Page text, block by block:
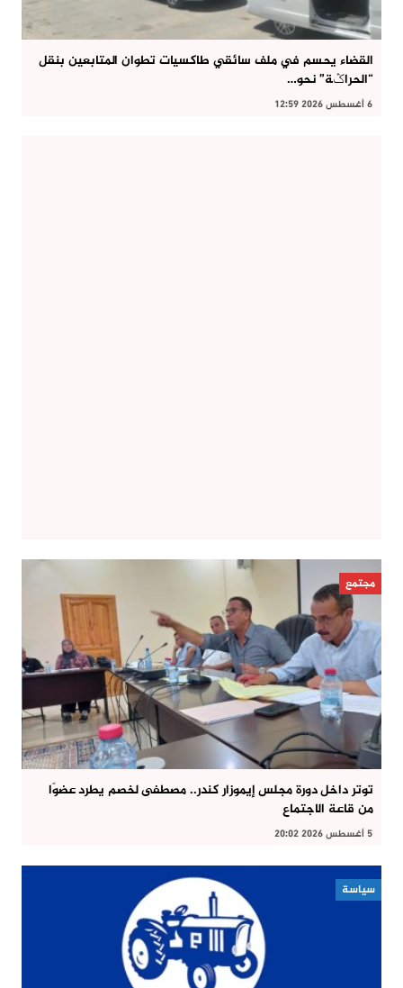
القضاء يحسم في ملف سائقي طاكسيات تطوان المتابعين بنقل
“الحراݣة” نحو…
6 أغسطس 2026 12:59
مجتمع
توتر داخل دورة مجلس إيموزار كندر.. مصطفى لخصم يطرد عضوًا
من قاعة الاجتماع
5 أغسطس 2026 20:02
سياسة